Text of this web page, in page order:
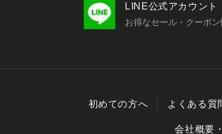
LINE公式アカウント
お得なセール・クーポ
初めての方へ よくある質
会社概要